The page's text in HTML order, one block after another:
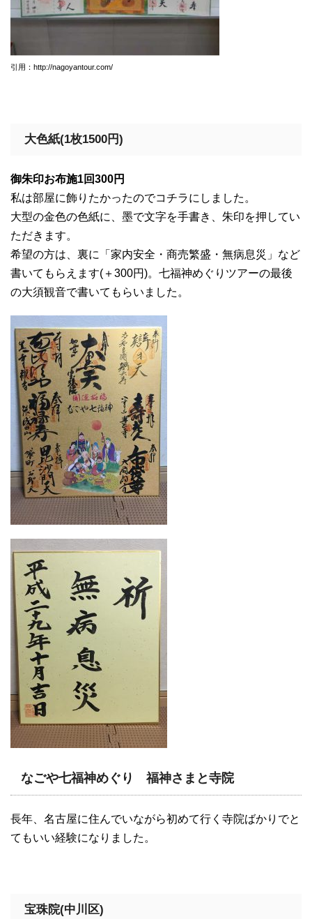
引用：http://nagoyantour.com/
大色紙(1枚1500円)
御朱印お布施1回300円
私は部屋に飾りたかったのでコチラにしました。
大型の金色の色紙に、墨で文字を手書き、朱印を押してい
ただきます。
希望の方は、裏に「家内安全・商売繁盛・無病息災」など
書いてもらえます(＋300円)。七福神めぐりツアーの最後
の大須観音で書いてもらいました。
なごや七福神めぐり 福神さまと寺院
長年、名古屋に住んでいながら初めて行く寺院ばかりでと
てもいい経験になりました。
宝珠院(中川区)